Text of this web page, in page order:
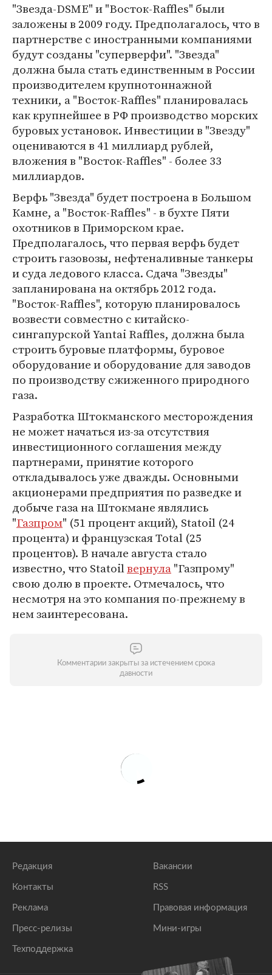
"Звезда-DSME" и "Восток-Raffles" были
заложены в 2009 году. Предполагалось, что в
партнерстве с иностранными компаниями
будут созданы "суперверфи". "Звезда"
должна была стать единственным в России
производителем крупнотоннажной
техники, а "Восток-Raffles" планировалась
как крупнейшее в РФ производство морских
буровых установок. Инвестиции в "Звезду"
оцениваются в 41 миллиард рублей,
вложения в "Восток-Raffles" - более 33
миллиардов.
Верфь "Звезда" будет построена в Большом
Камне, а "Восток-Raffles" - в бухте Пяти
охотников в Приморском крае.
Предполагалось, что первая верфь будет
строить газовозы, нефтеналивные танкеры
и суда ледового класса. Сдача "Звезды"
запланирована на октябрь 2012 года.
"Восток-Raffles", которую планировалось
возвести совместно с китайско-
сингапурской Yantai Raffles, должна была
строить буровые платформы, буровое
оборудование и оборудование для заводов
по производству сжиженного природного
газа.
Разработка Штокманского месторождения
не может начаться из-за отсутствия
инвестиционного соглашения между
партнерами, принятие которого
откладывалось уже дважды. Основными
акционерами предприятия по разведке и
добыче газа на Штокмане являлись
"Газпром" (51 процент акций), Statoil (24
процента) и французская Total (25
процентов). В начале августа стало
известно, что Statoilвернула"Газпрому"
свою долю в проекте. Отмечалось, что
несмотря на это компания по-прежнему в
нем заинтересована.
Комментарии закрыты за истечением срока
давности
Редакция
Контакты
Реклама
Пресс-релизы
Техподдержка
Вакансии
RSS
Правовая информация
Мини-игры